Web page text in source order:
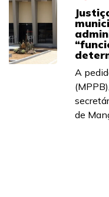
A
de